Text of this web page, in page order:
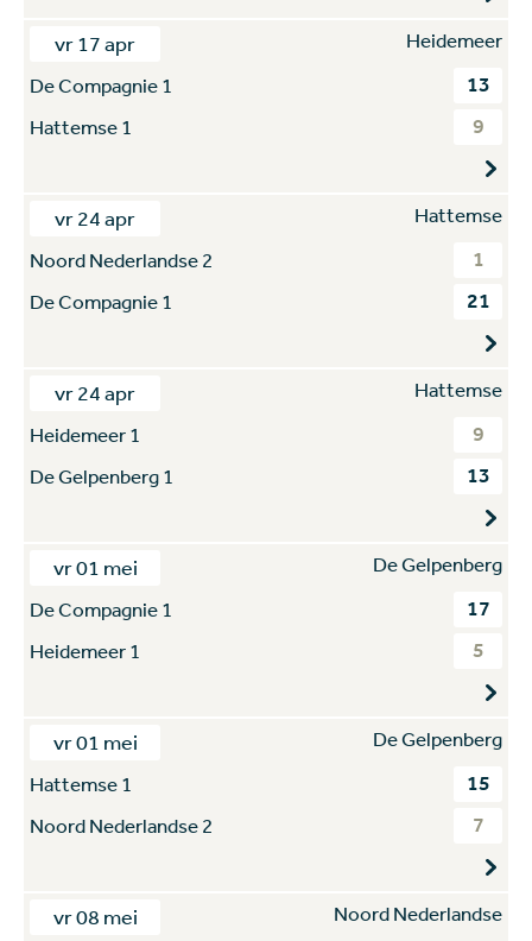
vr 17 apr
Heidemeer
De Compagnie 1
13
Hattemse 1 9
vr 24 apr
Hattemse
Noord Nederlandse 2
1
De Compagnie 1 21
vr 24 apr
Hattemse
Heidemeer 1
9
De Gelpenberg 1 13
vr 01 mei
De Gelpenberg
De Compagnie 1
17
Heidemeer 1 5
vr 01 mei
De Gelpenberg
Hattemse 1
15
Noord Nederlandse 2 7
vr 08 mei Noord Nederlandse